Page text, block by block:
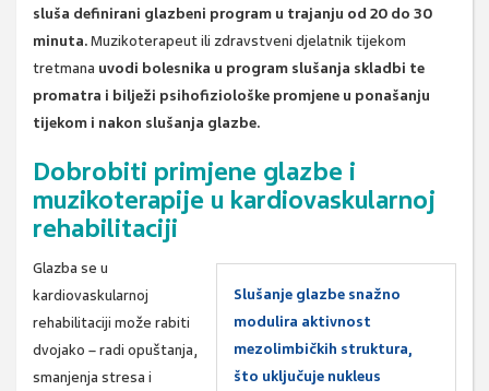
sluša definirani glazbeni program u trajanju od 20 do 30
minuta.Muzikoterapeut ili zdravstveni djelatnik tijekom
tretmana uvodi bolesnika u program slušanja skladbi te
promatra i bilježi psihofiziološke promjene u ponašanju
tijekom i nakon slušanja glazbe.
Dobrobiti primjene glazbe i
muzikoterapije u kardiovaskularnoj
rehabilitaciji
Slušanje glazbe snažno
modulira aktivnost
mezolimbičkih struktura,
što uključuje nukleus
Glazba se u
kardiovaskularnoj
rehabilitaciji može rabiti
dvojako – radi opuštanja,
smanjenja stresa i